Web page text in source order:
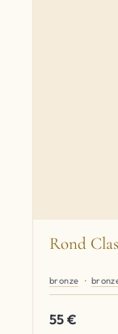
Rond
bronze
55€